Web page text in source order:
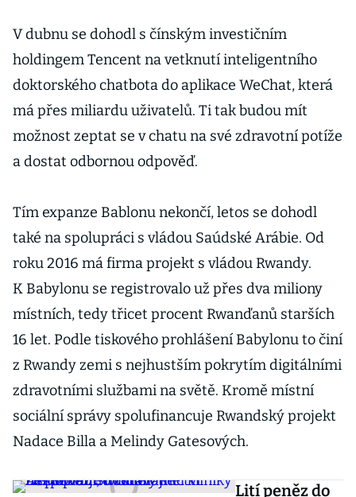
V dubnu se dohodl s čínským investičním
holdingem Tencent na vetknutí inteligentního
doktorského chatbota do aplikace WeChat, která
má přes miliardu uživatelů. Ti tak budou mít
možnost zeptat se v chatu na své zdravotní potíže
a dostat odbornou odpověď.
Tím expanze Bablonu nekončí, letos se dohodl
také na spolupráci s vládou Saúdské Arábie. Od
roku 2016 má firma projekt s vládou Rwandy.
K Babylonu se registrovalo už přes dva miliony
místních, tedy třicet procent Rwanďanů starších
16 let. Podle tiskového prohlášení Babylonu to činí
z Rwandy zemi s nejhustším pokrytím digitálními
zdravotními službami na světě. Kromě místní
sociální správy spolufinancuje Rwandský projekt
Nadace Billa a Melindy Gatesových.
Lití peněz do